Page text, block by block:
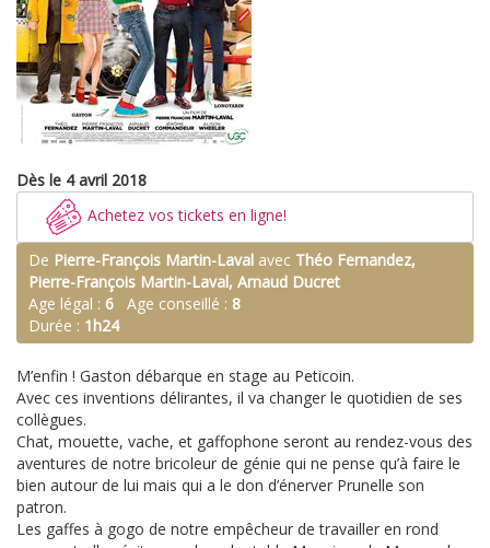
Dès le 4 avril 2018
Achetez vos tickets en ligne!
De Pierre-François Martin-Laval avec Théo Fernandez,
Pierre-François Martin-Laval, Arnaud Ducret
Age légal : 6 Age conseillé : 8
Durée : 1h24
M’enfin ! Gaston débarque en stage au Peticoin.
Avec ces inventions délirantes, il va changer le quotidien de ses
collègues.
Chat, mouette, vache, et gaffophone seront au rendez-vous des
aventures de notre bricoleur de génie qui ne pense qu’à faire le
bien autour de lui mais qui a le don d’énerver Prunelle son
patron.
Les gaffes à gogo de notre empêcheur de travailler en rond